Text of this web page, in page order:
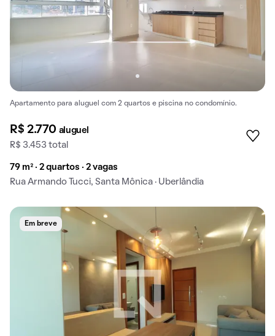
Apartamento para aluguel com 2 quartos e piscina no condomínio.
R$ 2.770 aluguel
R$ 3.453 total
79 m² · 2 quartos · 2 vagas
Rua Armando Tucci, Santa Mônica · Uberlândia
Em breve